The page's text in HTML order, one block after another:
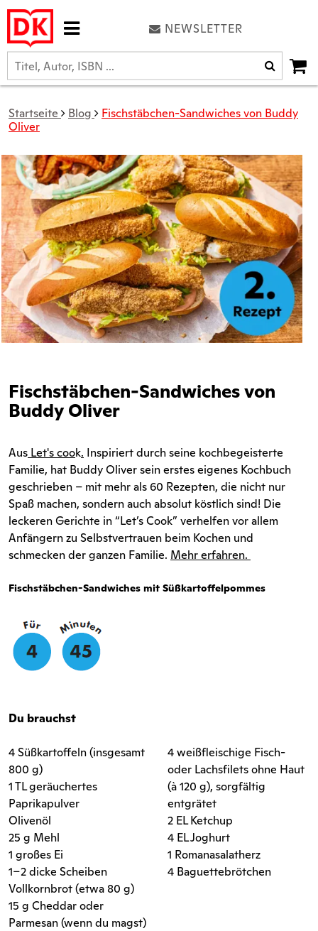
NEWSLETTER
Startseite Blog
Fischstäbchen-Sandwiches von Buddy
Oliver
Fischstäbchen-Sandwiches von
Buddy Oliver
Aus Let's cook. Inspiriert durch seine kochbegeisterte
Familie, hat Buddy Oliver sein erstes eigenes Kochbuch
geschrieben – mit mehr als 60 Rezepten, die nicht nur
Spaß machen, sondern auch absolut köstlich sind! Die
leckeren Gerichte in “Let’s Cook” verhelfen vor allem
Anfängern zu Selbstvertrauen beim Kochen und
schmecken der ganzen Familie. Mehr erfahren.
Fischstäbchen-Sandwiches mit Süßkartoffelpommes
Du brauchst
4 Süßkartoffeln (insgesamt
800 g)
1 TL geräuchertes
Paprikapulver
Olivenöl
25 g Mehl
1 großes Ei
1–2 dicke Scheiben
Vollkornbrot (etwa 80 g)
15 g Cheddar oder
Parmesan (wenn du magst)
4 weißfleischige Fisch-
oder Lachsfilets ohne Haut
(à 120 g), sorgfältig
entgrätet
2 EL Ketchup
4 EL Joghurt
1 Romanasalatherz
4 Baguettebrötchen